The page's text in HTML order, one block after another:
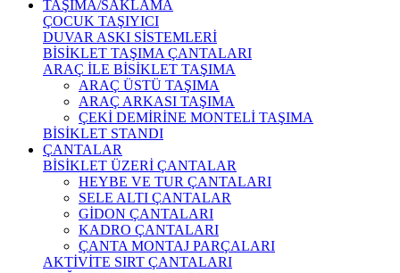
TAŞIMA/SAKLAMA
ÇOCUK TAŞIYICI
DUVAR ASKI SİSTEMLERİ
BİSİKLET TAŞIMA ÇANTALARI
ARAÇ İLE BİSİKLET TAŞIMA
ARAÇ ÜSTÜ TAŞIMA
ARAÇ ARKASI TAŞIMA
ÇEKİ DEMİRİNE MONTELİ TAŞIMA
BİSİKLET STANDI
ÇANTALAR
BİSİKLET ÜZERİ ÇANTALAR
HEYBE VE TUR ÇANTALARI
SELE ALTI ÇANTALAR
GİDON ÇANTALARI
KADRO ÇANTALARI
ÇANTA MONTAJ PARÇALARI
AKTİVİTE SIRT ÇANTALARI